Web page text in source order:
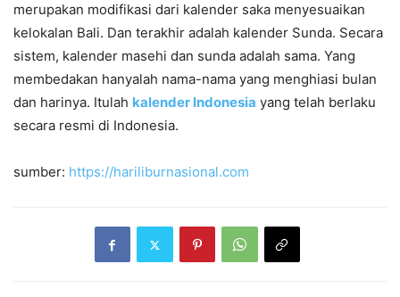
merupakan modifikasi dari kalender saka menyesuaikan
kelokalan Bali. Dan terakhir adalah kalender Sunda. Secara
sistem, kalender masehi dan sunda adalah sama. Yang
membedakan hanyalah nama-nama yang menghiasi bulan
dan harinya. Itulah kalender Indonesia yang telah berlaku
secara resmi di Indonesia.
sumber: https://hariliburnasional.com